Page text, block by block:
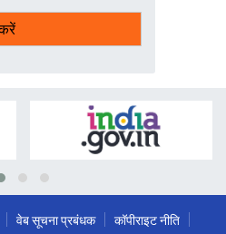
वेब सूचना प्रबंधक
कॉपीराइट नीति